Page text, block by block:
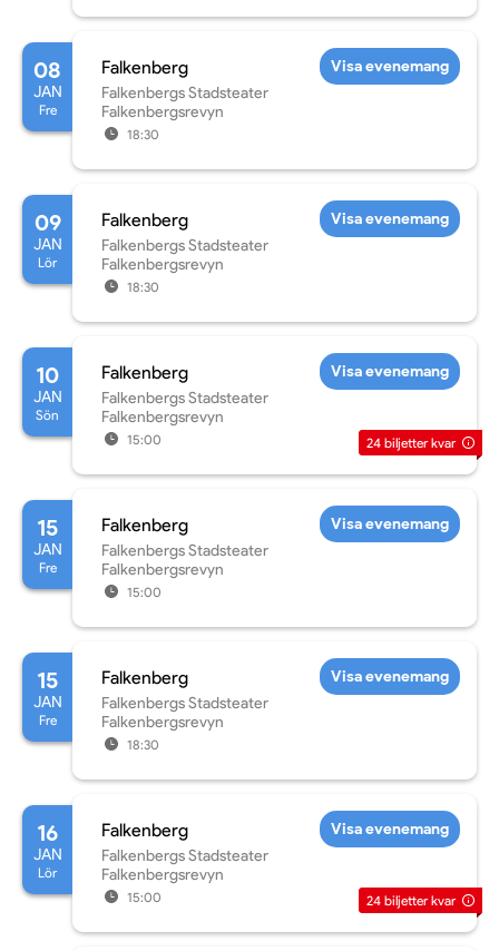
08
JAN
Fre
Falkenberg
Falkenbergs Stadsteater
Falkenbergsrevyn
18:30
Visa evenemang
09
JAN
Lör
Falkenberg
Falkenbergs Stadsteater
Falkenbergsrevyn
18:30
Visa evenemang
10
JAN
Sön
Falkenberg
Falkenbergs Stadsteater
Falkenbergsrevyn
15:00
Visa evenemang
24 biljetter kvar
15
JAN
Fre
Falkenberg
Falkenbergs Stadsteater
Falkenbergsrevyn
15:00
Visa evenemang
15
JAN
Fre
Falkenberg
Falkenbergs Stadsteater
Falkenbergsrevyn
18:30
Visa evenemang
16
JAN
Lör
Falkenberg
Falkenbergs Stadsteater
Falkenbergsrevyn
15:00
Visa evenemang
24 biljetter kvar